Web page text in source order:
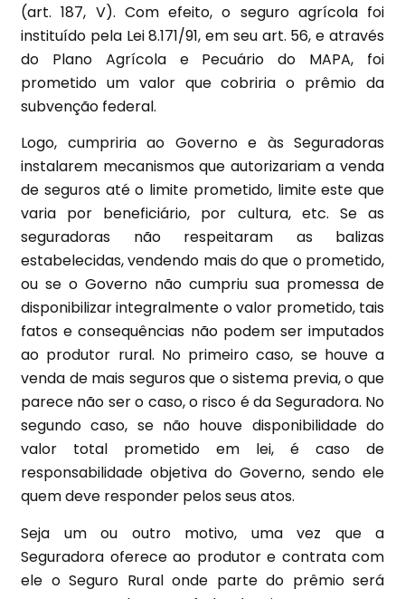
(art. 187, V). Com efeito, o seguro agrícola foi
instituído pela Lei 8.171/91, em seu art. 56, e através
do Plano Agrícola e Pecuário do MAPA, foi
prometido um valor que cobriria o prêmio da
subvenção federal.
Logo, cumpriria ao Governo e às Seguradoras
instalarem mecanismos que autorizariam a venda
de seguros até o limite prometido, limite este que
varia por beneficiário, por cultura, etc. Se as
seguradoras não respeitaram as balizas
estabelecidas, vendendo mais do que o prometido,
ou se o Governo não cumpriu sua promessa de
disponibilizar integralmente o valor prometido, tais
fatos e consequências não podem ser imputados
ao produtor rural. No primeiro caso, se houve a
venda de mais seguros que o sistema previa, o que
parece não ser o caso, o risco é da Seguradora. No
segundo caso, se não houve disponibilidade do
valor total prometido em lei, é caso de
responsabilidade objetiva do Governo, sendo ele
quem deve responder pelos seus atos.
Seja um ou outro motivo, uma vez que a
Seguradora oferece ao produtor e contrata com
ele o Seguro Rural onde parte do prêmio será